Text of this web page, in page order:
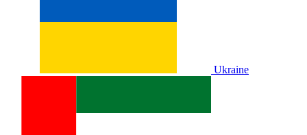
Ukraine